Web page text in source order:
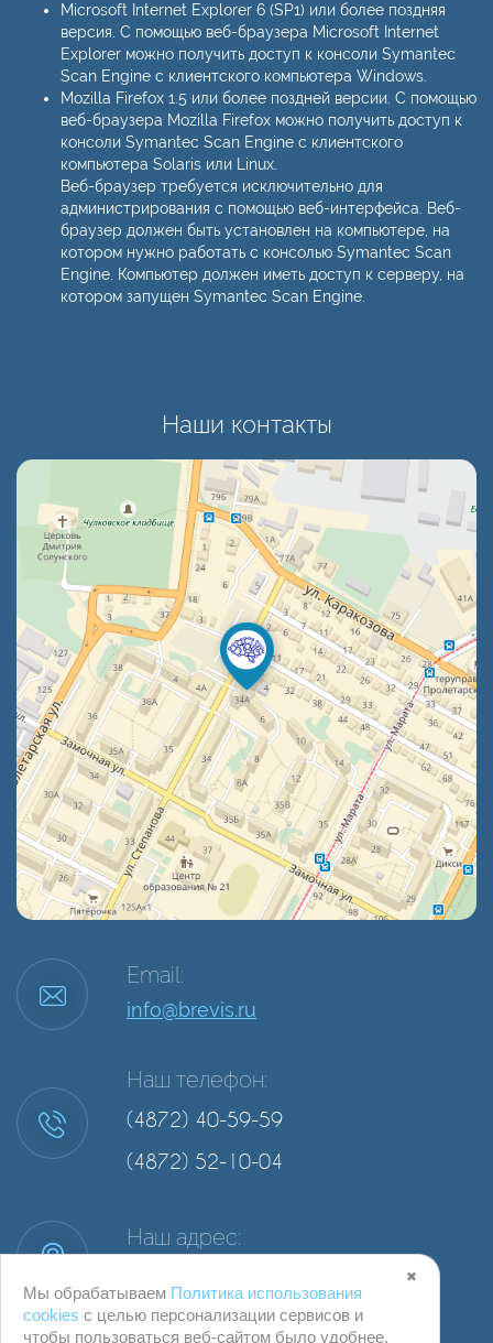
Microsoft Internet Explorer 6 (SP1) или более поздняя
версия. С помощью веб-браузера Microsoft Internet
Explorer можно получить доступ к консоли Symantec
Scan Engine с клиентского компьютера Windows.
Mozilla Firefox 1.5 или более поздней версии. С помощью
веб-браузера Mozilla Firefox можно получить доступ к
консоли Symantec Scan Engine с клиентского
компьютера Solaris или Linux.
Веб-браузер требуется исключительно для
администрирования с помощью веб-интерфейса. Веб-
браузер должен быть установлен на компьютере, на
котором нужно работать с консолью Symantec Scan
Engine. Компьютер должен иметь доступ к серверу, на
котором запущен Symantec Scan Engine.
Наши контакты
Email:
info@brevis.ru
Наш телефон:
(4872) 40-59-59
(4872) 52-10-04
Наш адрес:
✖
Мы обрабатываем Политика использования
cookies с целью персонализации сервисов и
чтобы пользоваться веб-сайтом было удобнее.